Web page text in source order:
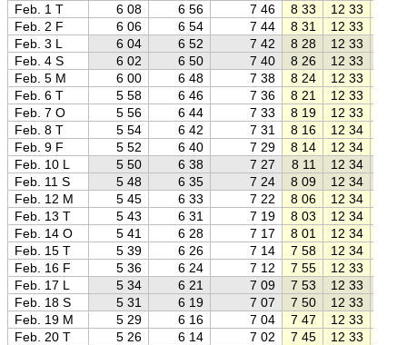
Feb. 1 T
6 08 6 56 7 46 8 33 12 33
Feb. 2 F
6 06 6 54 7 44 8 31 12 33
Feb. 3 L
6 04 6 52 7 42 8 28 12 33
Feb. 4 S
6 02 6 50 7 40 8 26 12 33
Feb. 5 M
6 00 6 48 7 38 8 24 12 33
Feb. 6 T
5 58 6 46 7 36 8 21 12 33
Feb. 7 O
5 56 6 44 7 33 8 19 12 33
Feb. 8 T
5 54 6 42 7 31 8 16 12 34
Feb. 9 F
5 52 6 40 7 29 8 14 12 34
Feb. 10 L
5 50 6 38 7 27 8 11 12 34
Feb. 11 S
5 48 6 35 7 24 8 09 12 34
Feb. 12 M
5 45 6 33 7 22 8 06 12 34
Feb. 13 T
5 43 6 31 7 19 8 03 12 34
Feb. 14 O
5 41 6 28 7 17 8 01 12 34
Feb. 15 T
5 39 6 26 7 14 7 58 12 34
Feb. 16 F
5 36 6 24 7 12 7 55 12 33
Feb. 17 L
5 34 6 21 7 09 7 53 12 33
Feb. 18 S
5 31 6 19 7 07 7 50 12 33
Feb. 19 M
5 29 6 16 7 04 7 47 12 33
Feb. 20 T
5 26 6 14 7 02 7 45 12 33